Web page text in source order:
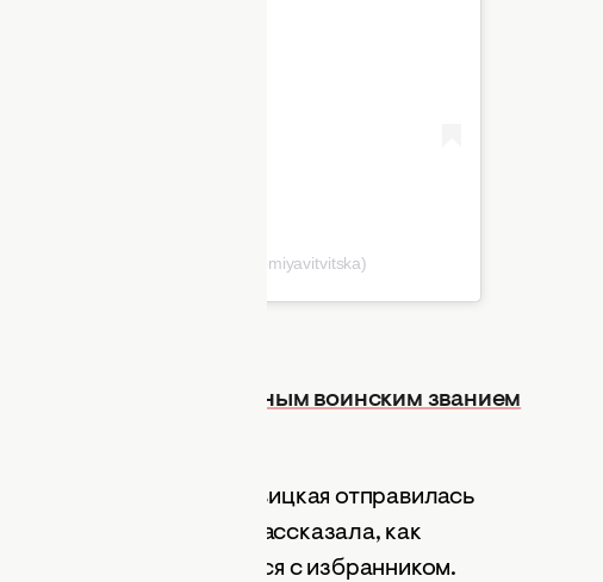
Вітвіцька | ведуча ТСН 1+1 (@solomiyavitvitska)
похвасталась очередным воинским званием
том, как Соломия Витвицкая отправилась
Телеведущая рассказала, как
чтобы встретиться с избранником.